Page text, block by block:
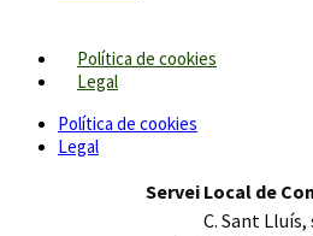
Política de cookies
Legal
Política de cookies
Legal
Servei Local de
C. Sant Lluís,